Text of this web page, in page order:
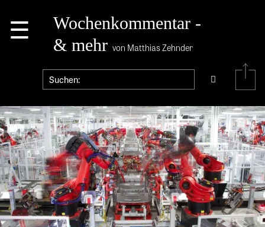
☰
Wochenkommentar -
& mehr von Matthias Zehnder